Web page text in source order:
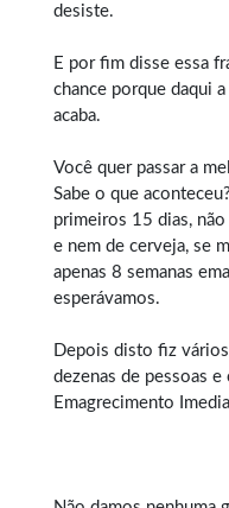
desiste.
E por fim disse essa
chance porque daqui
acaba.
Você quer passar a
Sabe o que
primeiros 15 dias,
e nem de cerveja, se
apenas 8 semanas
esperávamos.
Depois disto fiz
dezenas de pessoas
Emagrecimento